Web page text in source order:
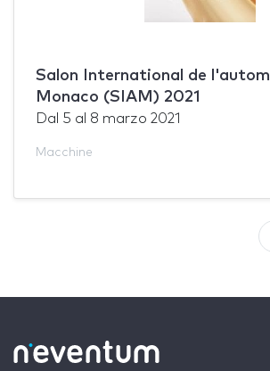
Salon International de
Monaco (SIAM) 2021
Dal 5 al 8 marzo 2021
Macchine